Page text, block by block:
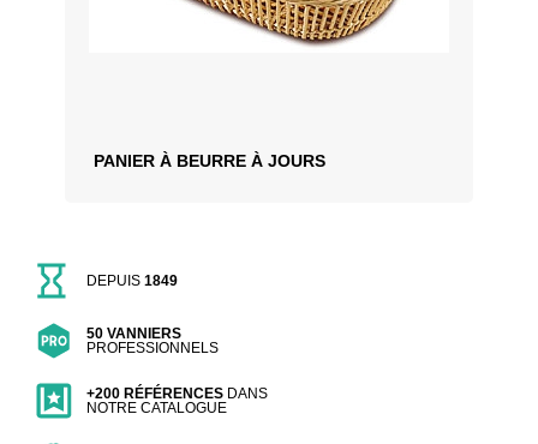
PANIER À BEURRE À JOURS
DEPUIS1849
50 VANNIERS
PROFESSIONNELS
+200 RÉFÉRENCES DANS
NOTRE CATALOGUE